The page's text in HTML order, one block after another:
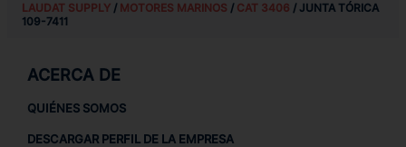
LAUDAT SUPPLY/ MOTORES MARINOS / CAT 3406 / JUNTA TÓRICA
109-7411
ACERCA DE
QUIÉNES SOMOS
DESCARGAR PERFIL DE LA EMPRESA